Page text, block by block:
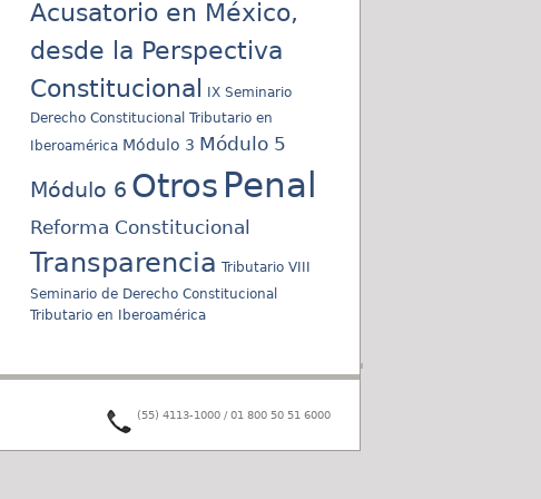
Acusatorio en México,
desde la Perspectiva
Constitucional
IX Seminario
Derecho Constitucional Tributario en
Iberoamérica Módulo 3 Módulo 5
Módulo 6 Otros Penal
Reforma Constitucional
Transparencia Tributario VIII
Seminario de Derecho Constitucional
Tributario en Iberoamérica
(55) 4113-1000 / 01 800 50 51 6000